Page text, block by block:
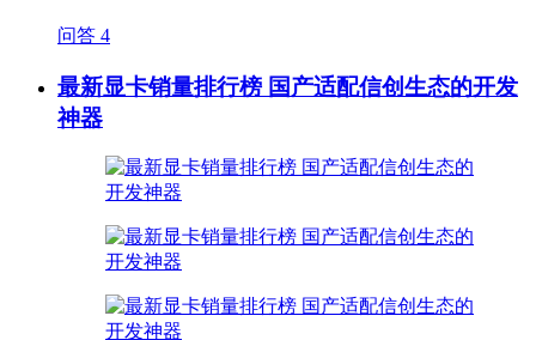
问答 4
最新显卡销量排行榜 国产适配信创生态的开发
神器